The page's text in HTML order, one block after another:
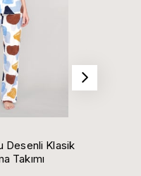
Desenli Klasik
Takımı